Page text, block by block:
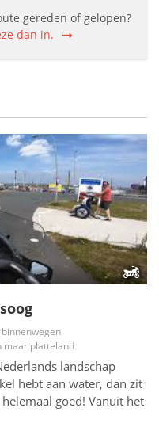
gereden of gelopen?
dan in.
maar platteland
landschap
hebt aan water, dan zit
goed! Vanuit het